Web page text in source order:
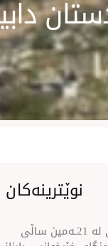
نوێترینەکان
سه‌رۆك بارزانی له‌ 21ـه‌مین ساڵی